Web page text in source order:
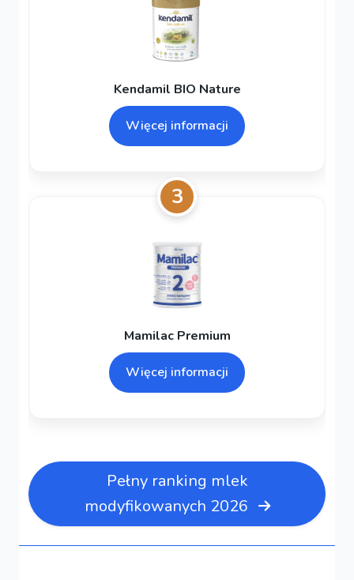
Kendamil BIO Nature
Więcej informacji
3
Mamilac Premium
Więcej informacji
Pełny ranking mlek
modyfikowanych 2026